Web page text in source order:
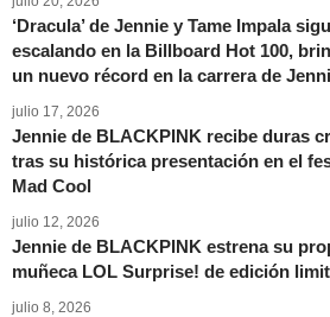
‘Dracula’ de Jennie y Tame Impala
escalando en la Billboard Hot 100,
un nuevo récord en la carrera de
julio 17, 2026
Jennie de BLACKPINK recibe duras
tras su histórica presentación en el
Mad Cool
julio 12, 2026
Jennie de BLACKPINK estrena su
muñeca LOL Surprise! de edición
julio 8, 2026